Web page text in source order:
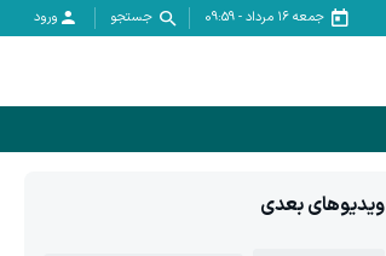
جمعه ۱۶ مرداد -
09:59 جستجو ورود
ویدیوهای بعدی